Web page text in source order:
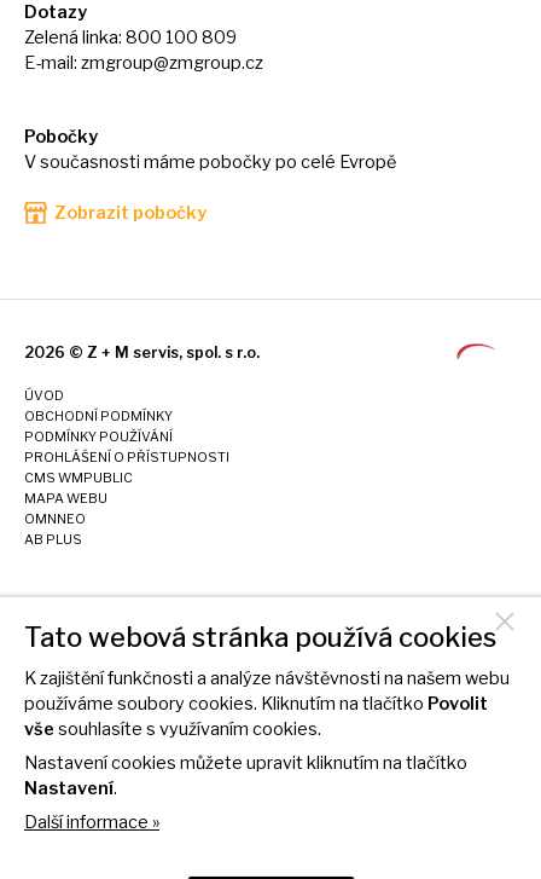
Dotazy
Zelená linka: 800 100 809
E-mail: zmgroup@zmgroup.cz
Pobočky
V současnosti máme pobočky po celé Evropě
Zobrazit pobočky
2026 © Z + M servis, spol. s r.o.
ÚVOD
OBCHODNÍ PODMÍNKY
PODMÍNKY POUŽÍVÁNÍ
PROHLÁŠENÍ O PŘÍSTUPNOSTI
CMS WMPUBLIC
MAPA WEBU
OMNNEO
AB PLUS
Tato webová stránka používá cookies
K zajištění funkčnosti a analýze návštěvnosti na našem webu
používáme soubory cookies. Kliknutím na tlačítko Povolit
vše souhlasíte s využívaním cookies.
Nastavení cookies můžete upravit kliknutím na tlačítko
Nastavení.
Další informace »